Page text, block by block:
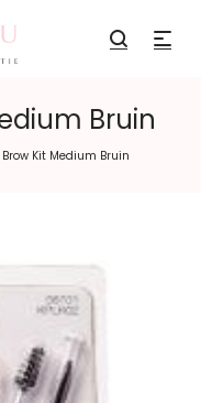
Bruin
Brow Kit Medium Bruin